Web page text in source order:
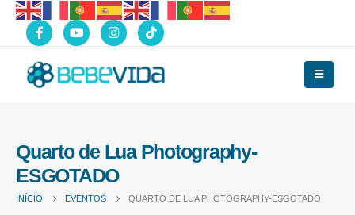
Quarto de Lua Photography-
ESGOTADO
INÍCIO EVENTOS QUARTO DE LUA PHOTOGRAPHY-ESGOTADO